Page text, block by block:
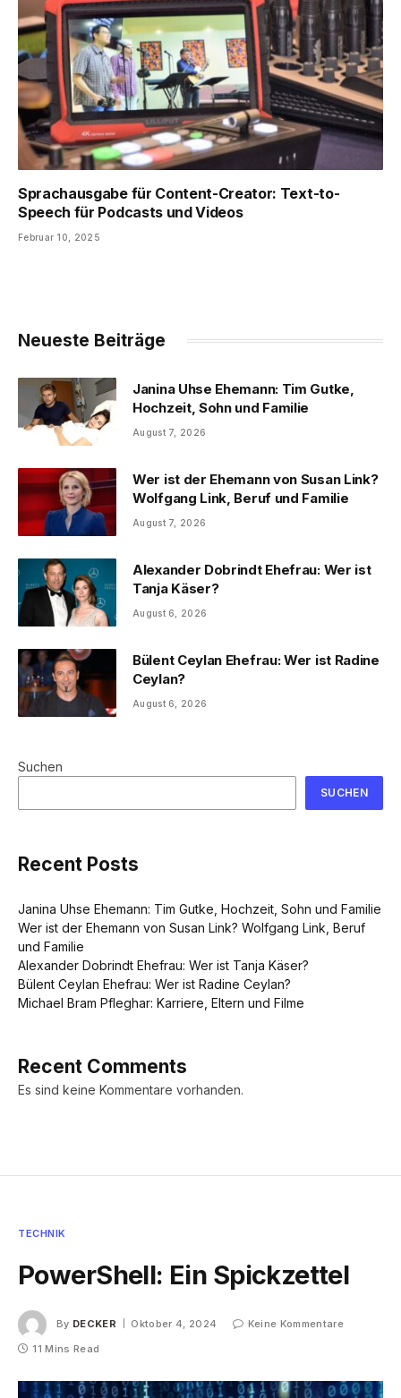
Sprachausgabe für Content-Creator: Text-to-
Speech für Podcasts und Videos
Februar 10, 2025
Neueste Beiträge
Janina Uhse Ehemann: Tim Gutke,
Hochzeit, Sohn und Familie
August 7, 2026
Wer ist der Ehemann von Susan Link?
Wolfgang Link, Beruf und Familie
August 7, 2026
Alexander Dobrindt Ehefrau: Wer ist
Tanja Käser?
August 6, 2026
Bülent Ceylan Ehefrau: Wer ist Radine
Ceylan?
August 6, 2026
Suchen
SUCHEN
Recent Posts
Janina Uhse Ehemann: Tim Gutke, Hochzeit, Sohn und Familie
Wer ist der Ehemann von Susan Link? Wolfgang Link, Beruf
und Familie
Alexander Dobrindt Ehefrau: Wer ist Tanja Käser?
Bülent Ceylan Ehefrau: Wer ist Radine Ceylan?
Michael Bram Pfleghar: Karriere, Eltern und Filme
Recent Comments
Es sind keine Kommentare vorhanden.
TECHNIK
PowerShell: Ein Spickzettel
By DECKER Oktober 4, 2024
Keine Kommentare
11 Mins Read